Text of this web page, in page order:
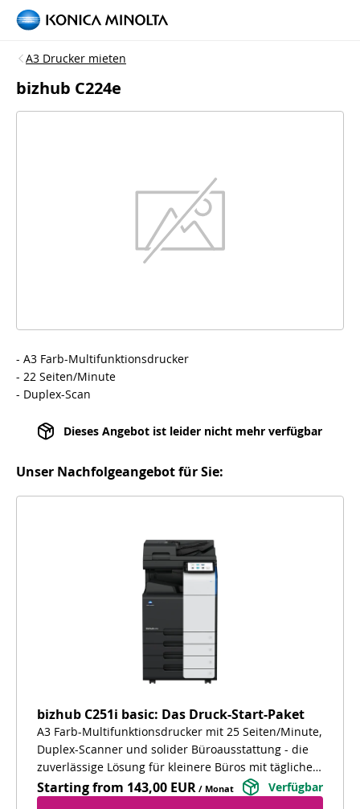
A3 Drucker mieten
bizhub C224e
- A3 Farb-Multifunktionsdrucker
- 22 Seiten/Minute
- Duplex-Scan
Dieses Angebot ist leider nicht mehr verfügbar
Unser Nachfolgeangebot für Sie:
bizhub C251i basic: Das Druck-Start-Paket
A3 Farb-Multifunktionsdrucker mit 25 Seiten/Minute,
Duplex-Scanner und solider Büroausstattung - die
zuverlässige Lösung für kleinere Büros mit täglichem
Dokumentenbedarf.
Starting from 143,00 EUR / Monat Verfügbar